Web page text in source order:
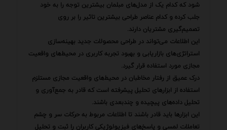
شود که کدام یک از مدل‌های مبلمان بیشترین توجه را به خود
جلب کرده و کدام عناصر طراحی بیشترین تاثیر را بر روی
تصمیم‌گیری مشتریان دارند.
این اطلاعات می‌تواند در طراحی محصولات جدید بهینه‌سازی
استراتژی‌های بازاریابی و بهبود تجربه کاربری در محیط‌های واقعیت
مجازی مورد استفاده قرار گیرد.
درک عمیق از رفتار مخاطبان در محیط‌های واقعیت مجازی مستلزم
استفاده از ابزارهای تحلیل پیشرفته است که قادر به جمع‌آوری و
تحلیل داده‌های پیچیده و چندبعدی باشند.
این ابزارها باید قادر باشند تا اطلاعات مربوط به حرکات سر و چشم
تعاملات لمسی و پاسخ‌های فیزیولوژیکی کاربران را ثبت و تحلیل